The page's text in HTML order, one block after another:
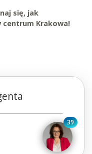
39
się, jak
Krakowa!